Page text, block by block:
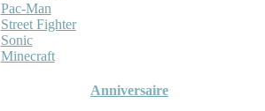
Pac-Man
Street Fighter
Sonic
Minecraft
Anniversaire